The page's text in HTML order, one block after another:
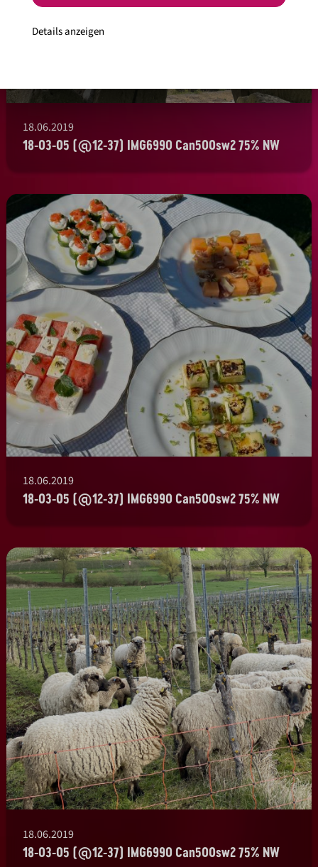
18.06.2019
18-03-05 (@12-37) IMG6990 Can500sw2 75% NW
18.06.2019
18-03-05 (@12-37) IMG6990 Can500sw2 75% NW
18.06.2019
18-03-05 (@12-37) IMG6990 Can500sw2 75% NW
Details anzeigen